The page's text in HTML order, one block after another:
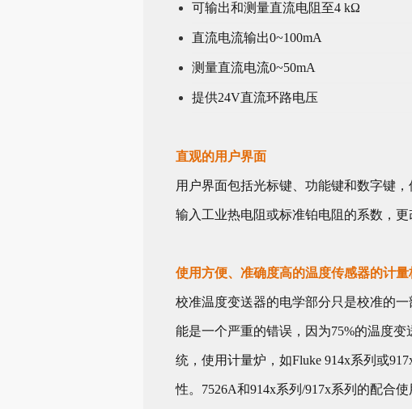
可输出和测量直流电阻至4 kΩ
直流电流输出0~100mA
测量直流电流0~50mA
提供24V直流环路电压
直观的用户界面
用户界面包括光标键、功能键和数字键
输入工业热电阻或标准铂电阻的系数，
使用方便、准确度高的温度传感器的计量
校准温度变送器的电学部分只是校准的
能是一个严重的错误，因为75%的温度
统，使用计量炉，如Fluke 914x系列或
性。7526A和914x系列/917x系列的配合